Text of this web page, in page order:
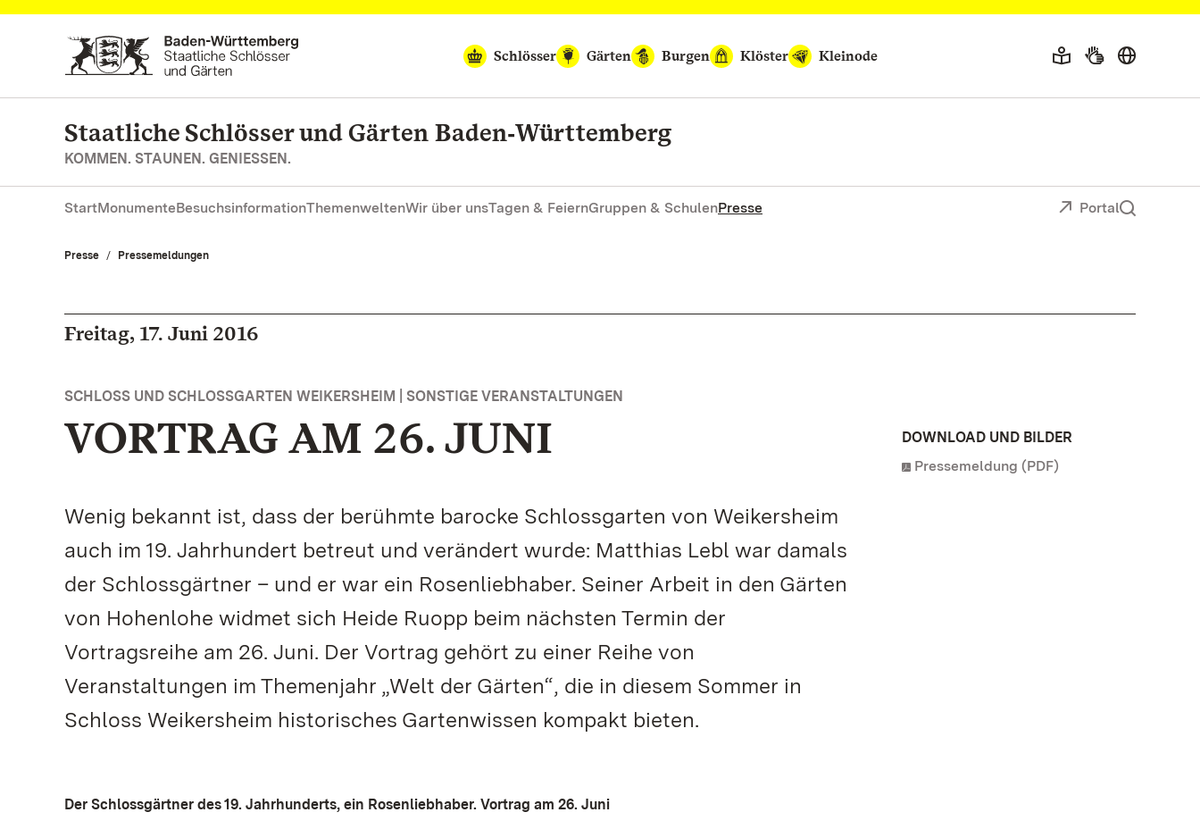
Zum Hauptinhalt springen
Schlösser
Gärten Burgen Klöster Kleinode
Staatliche Schlösser und Gärten Baden‑Württemberg
KOMMEN. STAUNEN. GENIESSEN.
StartMonumenteBesuchsinformationThemenweltenWir über unsTagen & FeiernGruppen & SchulenPresse Portal
Presse Pressemeldungen
Freitag, 17. Juni 2016
SCHLOSS UND SCHLOSSGARTEN WEIKERSHEIM | SONSTIGE VERANSTALTUNGEN
VORTRAG AM 26. JUNI
Wenig bekannt ist, dass der berühmte barocke Schlossgarten von Weikersheim
auch im 19. Jahrhundert betreut und verändert wurde: Matthias Lebl war damals
der Schlossgärtner – und er war ein Rosenliebhaber. Seiner Arbeit in den Gärten
von Hohenlohe widmet sich Heide Ruopp beim nächsten Termin der
Vortragsreihe am 26. Juni. Der Vortrag gehört zu einer Reihe von
Veranstaltungen im Themenjahr „Welt der Gärten“, die in diesem Sommer in
Schloss Weikersheim historisches Gartenwissen kompakt bieten.
Der Schlossgärtner des 19. Jahrhunderts, ein Rosenliebhaber. Vortrag am 26. Juni
DOWNLOAD UND BILDER
Pressemeldung (PDF)